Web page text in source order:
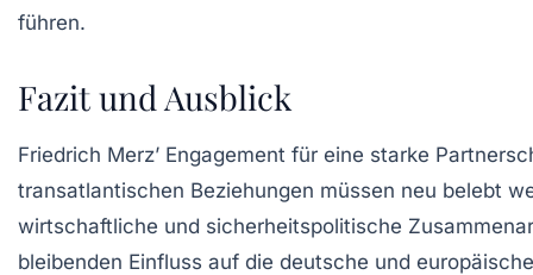
führen.
Fazit und Ausblick
Friedrich Merz’ Engagement für eine starke
transatlantischen Beziehungen müssen neu belebt
wirtschaftliche und sicherheitspolitische
bleibenden Einfluss auf die deutsche und